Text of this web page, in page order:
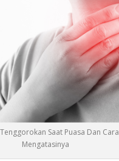
Saat Puasa Dan Cara
Mengatasinya